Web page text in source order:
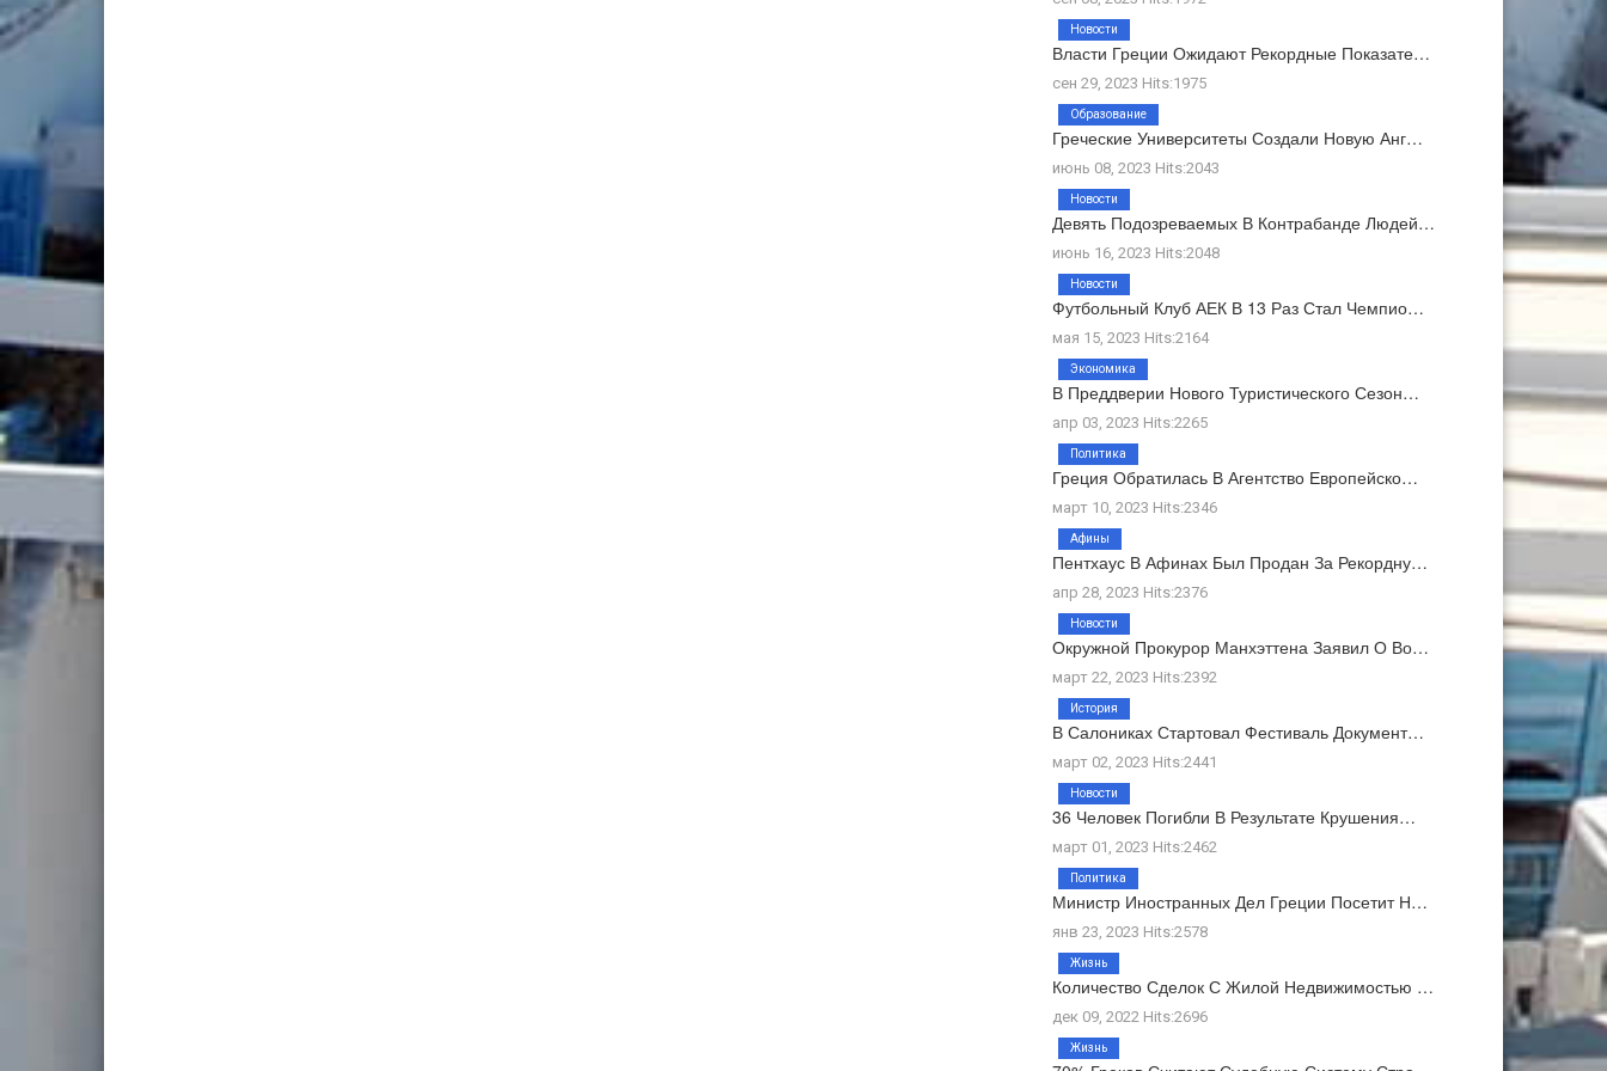
Власти Греции Ожидают Рекордные Показате…
сен 29, 2023 Hits:1975
Новости
Греческие Университеты Создали Новую Анг…
июнь 08, 2023 Hits:2043
Образование
Девять Подозреваемых В Контрабанде Людей…
июнь 16, 2023 Hits:2048
Новости
Футбольный Клуб АЕК В 13 Раз Стал Чемпио…
мая 15, 2023 Hits:2164
Новости
В Преддверии Нового Туристического Сезон…
апр 03, 2023 Hits:2265
Экономика
Греция Обратилась В Агентство Европейско…
март 10, 2023 Hits:2346
Политика
Пентхаус В Афинах Был Продан За Рекордну…
апр 28, 2023 Hits:2376
Афины
Окружной Прокурор Манхэттена Заявил О Во…
март 22, 2023 Hits:2392
Новости
В Салониках Стартовал Фестиваль Документ…
март 02, 2023 Hits:2441
История
36 Человек Погибли В Результате Крушения…
март 01, 2023 Hits:2462
Новости
Министр Иностранных Дел Греции Посетит Н…
янв 23, 2023 Hits:2578
Политика
Количество Сделок С Жилой Недвижимостью …
дек 09, 2022 Hits:2696
Жизнь
Жизнь